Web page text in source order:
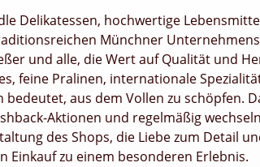
Delikatessen, hochwertige
Münchner
und alle, die Wert auf Qualität und
feine Pralinen, internationale
aus dem Vollen zu schöpfen.
Aktionen und regelmäßig
des Shops, die Liebe zum Detail
Einkauf zu einem besonderen Erlebnis.